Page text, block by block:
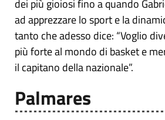
dei più gioiosi fino a quando
ad apprezzare lo sport e la
tanto che adesso dice: “Voglio
più forte al mondo di basket e
il capitano della nazionale”.
Palmares